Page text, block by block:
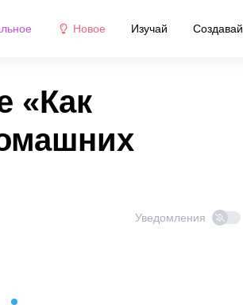
Новое Изучай Создавай
«Как
Уведомления